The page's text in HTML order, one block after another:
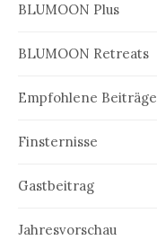
BLUMOON Plus
BLUMOON Retreats
Empfohlene Beiträge
Finsternisse
Gastbeitrag
Jahresvorschau